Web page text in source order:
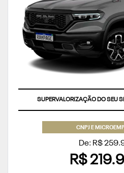
SUPERVALORIZAÇÃO DO SEU
CNPJ E
De: R$
R$